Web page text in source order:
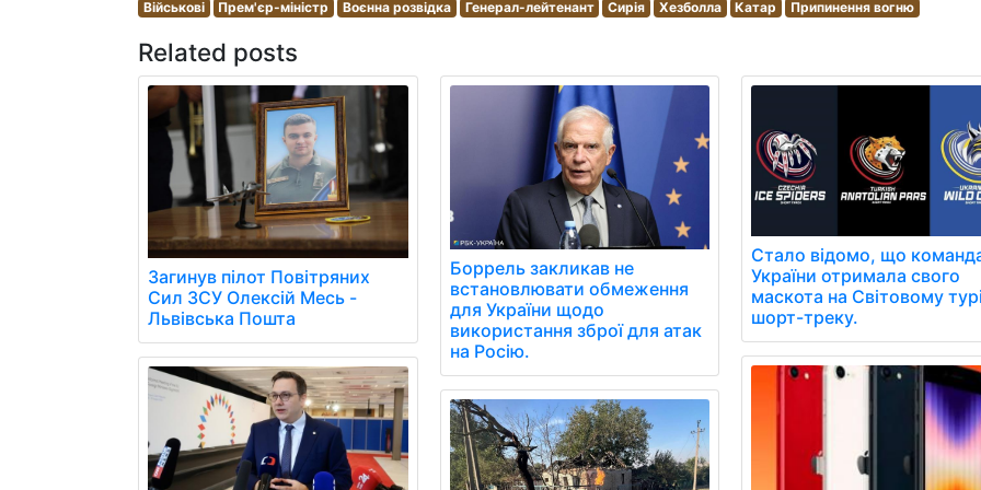
Військові Прем'єр-міністр Воєнна розвідка Генерал-лейтенант Сирія Хезболла Катар Припинення вогню
Related posts
Загинув пілот Повітряних
Сил ЗСУ Олексій Месь -
Львівська Пошта
Боррель закликав не
встановлювати обмеження
для України щодо
використання зброї для атак
на Росію.
Стало відомо, що
України отримала свого
маскота на Світовому
шорт-треку.